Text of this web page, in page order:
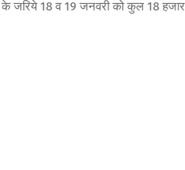
जरिये 18 व 19 जनवरी को कुल 18